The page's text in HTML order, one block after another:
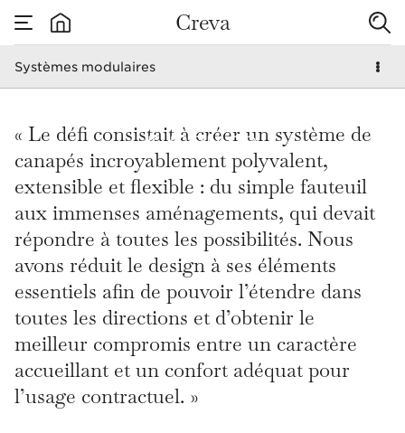
Creva
Systèmes modulaires
Systèmes
DESIGNDRIVEN
« Le défi consistait à créer un système de
canapés incroyablement polyvalent,
extensible et flexible : du simple fauteuil
aux immenses aménagements, qui devait
répondre à toutes les possibilités. Nous
avons réduit le design à ses éléments
essentiels afin de pouvoir l’étendre dans
toutes les directions et d’obtenir le
meilleur compromis entre un caractère
accueillant et un confort adéquat pour
l’usage contractuel. »